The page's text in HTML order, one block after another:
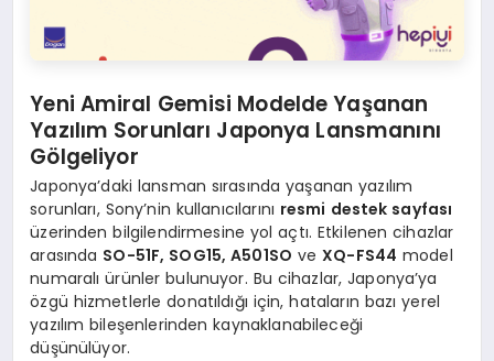
Yeni Amiral Gemisi Modelde Yaşanan
Yazılım Sorunları Japonya Lansmanını
Gölgeliyor
Japonya’daki lansman sırasında yaşanan yazılım
sorunları, Sony’nin kullanıcılarını resmi destek sayfası
üzerinden bilgilendirmesine yol açtı. Etkilenen cihazlar
arasında SO-51F, SOG15, A501SO veXQ-FS44 model
numaralı ürünler bulunuyor. Bu cihazlar, Japonya’ya
özgü hizmetlerle donatıldığı için, hataların bazı yerel
yazılım bileşenlerinden kaynaklanabileceği
düşünülüyor.